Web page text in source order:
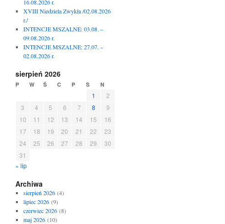
16.08.2026 r.
XVIII Niedziela Zwykła /02.08.2026
r./
INTENCJE MSZALNE: 03.08. –
09.08.2026 r.
INTENCJE MSZALNE: 27.07. –
02.08.2026 r.
sierpień 2026
P W Ś C P S N
1
2
3
4 5 6 7 8
9
10
11 12 13 14 15
16
17
18 19 20 21 22
23
24
25 26 27 28 29
30
31
« lip
Archiwa
sierpień 2026(4)
lipiec 2026(9)
czerwiec 2026(8)
maj 2026(10)